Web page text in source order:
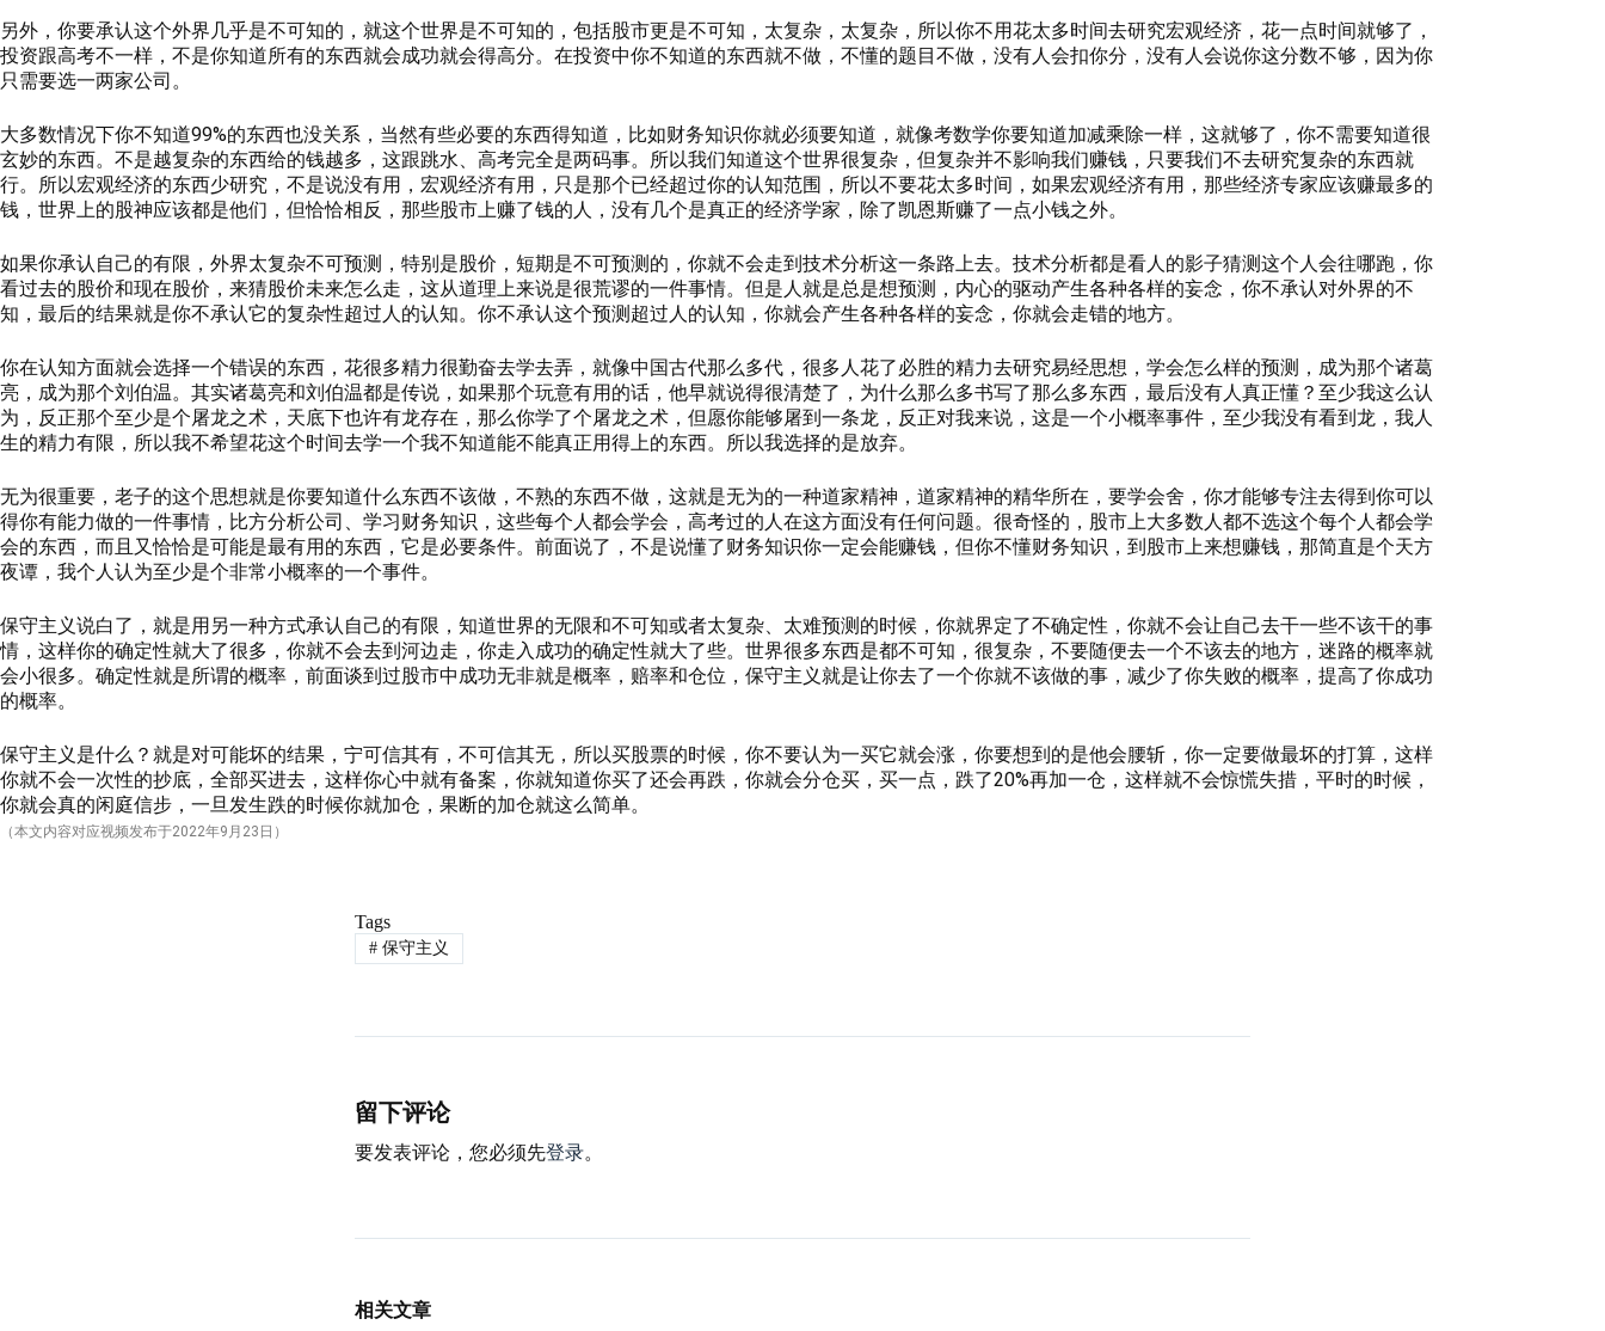
另外，你要承认这个外界几乎是不可知的，就这个世界是不可知的，包括股市更是不可知，太复杂，太复杂，所以你不用花太多时间去研究宏观经济，花一点时间就够了，
投资跟高考不一样，不是你知道所有的东西就会成功就会得高分。在投资中你不知道的东西就不做，不懂的题目不做，没有人会扣你分，没有人会说你这分数不够，因为你
只需要选一两家公司。
大多数情况下你不知道99%的东西也没关系，当然有些必要的东西得知道，比如财务知识你就必须要知道，就像考数学你要知道加减乘除一样，这就够了，你不需要知道很
玄妙的东西。不是越复杂的东西给的钱越多，这跟跳水、高考完全是两码事。所以我们知道这个世界很复杂，但复杂并不影响我们赚钱，只要我们不去研究复杂的东西就
行。所以宏观经济的东西少研究，不是说没有用，宏观经济有用，只是那个已经超过你的认知范围，所以不要花太多时间，如果宏观经济有用，那些经济专家应该赚最多的
钱，世界上的股神应该都是他们，但恰恰相反，那些股市上赚了钱的人，没有几个是真正的经济学家，除了凯恩斯赚了一点小钱之外。
如果你承认自己的有限，外界太复杂不可预测，特别是股价，短期是不可预测的，你就不会走到技术分析这一条路上去。技术分析都是看人的影子猜测这个人会往哪跑，你
看过去的股价和现在股价，来猜股价未来怎么走，这从道理上来说是很荒谬的一件事情。但是人就是总是想预测，内心的驱动产生各种各样的妄念，你不承认对外界的不
知，最后的结果就是你不承认它的复杂性超过人的认知。你不承认这个预测超过人的认知，你就会产生各种各样的妄念，你就会走错的地方。
你在认知方面就会选择一个错误的东西，花很多精力很勤奋去学去弄，就像中国古代那么多代，很多人花了必胜的精力去研究易经思想，学会怎么样的预测，成为那个诸葛
亮，成为那个刘伯温。其实诸葛亮和刘伯温都是传说，如果那个玩意有用的话，他早就说得很清楚了，为什么那么多书写了那么多东西，最后没有人真正懂？至少我这么认
为，反正那个至少是个屠龙之术，天底下也许有龙存在，那么你学了个屠龙之术，但愿你能够屠到一条龙，反正对我来说，这是一个小概率事件，至少我没有看到龙，我人
生的精力有限，所以我不希望花这个时间去学一个我不知道能不能真正用得上的东西。所以我选择的是放弃。
无为很重要，老子的这个思想就是你要知道什么东西不该做，不熟的东西不做，这就是无为的一种道家精神，道家精神的精华所在，要学会舍，你才能够专注去得到你可以
得你有能力做的一件事情，比方分析公司、学习财务知识，这些每个人都会学会，高考过的人在这方面没有任何问题。很奇怪的，股市上大多数人都不选这个每个人都会学
会的东西，而且又恰恰是可能是最有用的东西，它是必要条件。前面说了，不是说懂了财务知识你一定会能赚钱，但你不懂财务知识，到股市上来想赚钱，那简直是个天方
夜谭，我个人认为至少是个非常小概率的一个事件。
保守主义说白了，就是用另一种方式承认自己的有限，知道世界的无限和不可知或者太复杂、太难预测的时候，你就界定了不确定性，你就不会让自己去干一些不该干的事
情，这样你的确定性就大了很多，你就不会去到河边走，你走入成功的确定性就大了些。世界很多东西是都不可知，很复杂，不要随便去一个不该去的地方，迷路的概率就
会小很多。确定性就是所谓的概率，前面谈到过股市中成功无非就是概率，赔率和仓位，保守主义就是让你去了一个你就不该做的事，减少了你失败的概率，提高了你成功
的概率。
保守主义是什么？就是对可能坏的结果，宁可信其有，不可信其无，所以买股票的时候，你不要认为一买它就会涨，你要想到的是他会腰斩，你一定要做最坏的打算，这样
你就不会一次性的抄底，全部买进去，这样你心中就有备案，你就知道你买了还会再跌，你就会分仓买，买一点，跌了20%再加一仓，这样就不会惊慌失措，平时的时候，
你就会真的闲庭信步，一旦发生跌的时候你就加仓，果断的加仓就这么简单。
（本文内容对应视频发布于2022年9月23日）
Tags
#保守主义
留下评论
要发表评论，您必须先登录。
相关文章